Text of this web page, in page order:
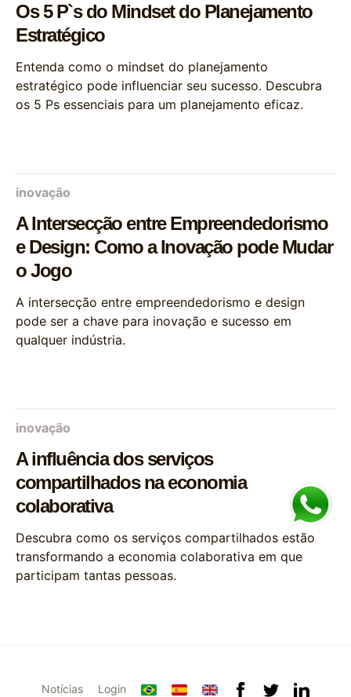
Os 5 P`s do Mindset do Planejamento
Estratégico
Entenda como o mindset do planejamento
estratégico pode influenciar seu sucesso. Descubra
os 5 Ps essenciais para um planejamento eficaz.
inovação
A Intersecção entre Empreendedorismo
e Design: Como a Inovação pode Mudar
o Jogo
A intersecção entre empreendedorismo e design
pode ser a chave para inovação e sucesso em
qualquer indústria.
inovação
A influência dos serviços
compartilhados na economia
colaborativa
Descubra como os serviços compartilhados estão
transformando a economia colaborativa em que
participam tantas pessoas.
Notícias Login